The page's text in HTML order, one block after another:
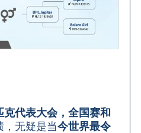
克代表大会，全国赛和
，无疑是当今世界最令